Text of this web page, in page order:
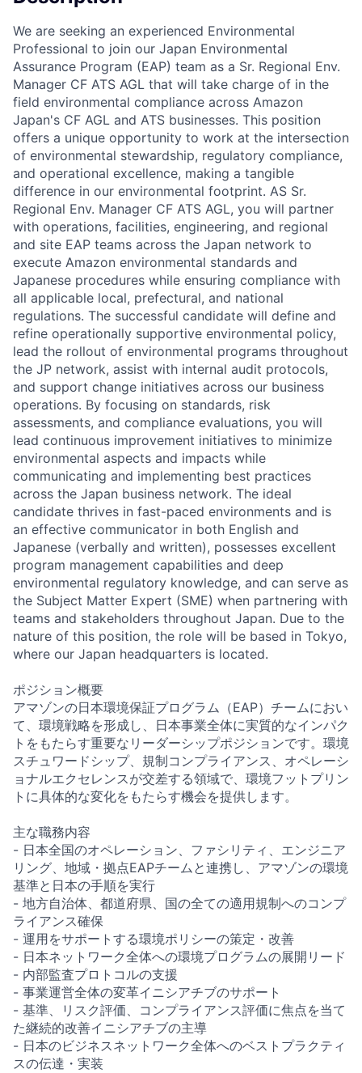
We are seeking an experienced Environmental
Professional to join our Japan Environmental
Assurance Program (EAP) team as a Sr. Regional Env.
Manager CF ATS AGL that will take charge of in the
field environmental compliance across Amazon
Japan's CF AGL and ATS businesses. This position
offers a unique opportunity to work at the intersection
of environmental stewardship, regulatory compliance,
and operational excellence, making a tangible
difference in our environmental footprint. AS Sr.
Regional Env. Manager CF ATS AGL, you will partner
with operations, facilities, engineering, and regional
and site EAP teams across the Japan network to
execute Amazon environmental standards and
Japanese procedures while ensuring compliance with
all applicable local, prefectural, and national
regulations. The successful candidate will define and
refine operationally supportive environmental policy,
lead the rollout of environmental programs throughout
the JP network, assist with internal audit protocols,
and support change initiatives across our business
operations. By focusing on standards, risk
assessments, and compliance evaluations, you will
lead continuous improvement initiatives to minimize
environmental aspects and impacts while
communicating and implementing best practices
across the Japan business network. The ideal
candidate thrives in fast-paced environments and is
an effective communicator in both English and
Japanese (verbally and written), possesses excellent
program management capabilities and deep
environmental regulatory knowledge, and can serve as
the Subject Matter Expert (SME) when partnering with
teams and stakeholders throughout Japan. Due to the
nature of this position, the role will be based in Tokyo,
where our Japan headquarters is located.
ポジション概要
アマゾンの日本環境保証プログラム（EAP）チームにおい
て、環境戦略を形成し、日本事業全体に実質的なインパク
トをもたらす重要なリーダーシップポジションです。環境
スチュワードシップ、規制コンプライアンス、オペレーシ
ョナルエクセレンスが交差する領域で、環境フットプリン
トに具体的な変化をもたらす機会を提供します。
主な職務内容
- 日本全国のオペレーション、ファシリティ、エンジニア
リング、地域・拠点EAPチームと連携し、アマゾンの環境
基準と日本の手順を実行
- 地方自治体、都道府県、国の全ての適用規制へのコンプ
ライアンス確保
- 運用をサポートする環境ポリシーの策定・改善
- 日本ネットワーク全体への環境プログラムの展開リード
- 内部監査プロトコルの支援
- 事業運営全体の変革イニシアチブのサポート
- 基準、リスク評価、コンプライアンス評価に焦点を当て
た継続的改善イニシアチブの主導
- 日本のビジネスネットワーク全体へのベストプラクティ
スの伝達・実装